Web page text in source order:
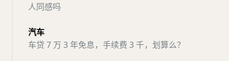
人同感吗
汽车
车贷 7 万 3 年免息，手续费 3 千，划算么？